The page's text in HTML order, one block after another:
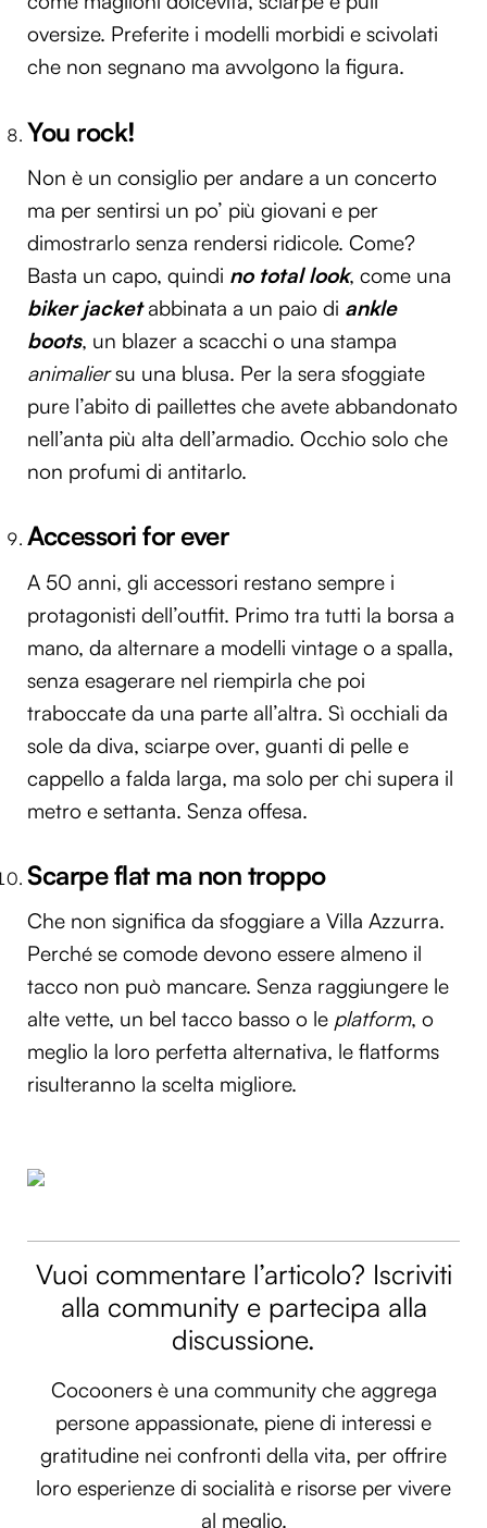
oversize. Preferite i modelli morbidi e scivolati
che non segnano ma avvolgono la figura.
You rock!
Non è un consiglio per andare a un concerto
ma per sentirsi un po’ più giovani e per
dimostrarlo senza rendersi ridicole. Come?
Basta un capo, quindi no total look, come una
biker jacketabbinata a un paio di ankle
boots, un blazer a scacchi o una stampa
animaliersu una blusa. Per la sera sfoggiate
pure l’abito di paillettes che avete abbandonato
nell’anta più alta dell’armadio. Occhio solo che
non profumi di antitarlo.
Accessori for ever
A 50 anni, gli accessori restano sempre i
protagonisti dell’outfit. Primo tra tutti la borsa a
mano, da alternare a modelli vintage o a spalla,
senza esagerare nel riempirla che poi
traboccate da una parte all’altra. Sì occhiali da
sole da diva, sciarpe over, guanti di pelle e
cappello a falda larga, ma solo per chi supera il
metro e settanta. Senza offesa.
Scarpe flat ma non troppo
Che non significa da sfoggiare a Villa Azzurra.
Perché se comode devono essere almeno il
tacco non può mancare. Senza raggiungere le
alte vette, un bel tacco basso o le platform, o
meglio la loro perfetta alternativa, le flatforms
risulteranno la scelta migliore.
Vuoi commentare l’articolo? Iscriviti
alla community e partecipa alla
discussione.
Cocooners è una community che aggrega
persone appassionate, piene di interessi e
gratitudine nei confronti della vita, per offrire
loro esperienze di socialità e risorse per vivere
al meglio.